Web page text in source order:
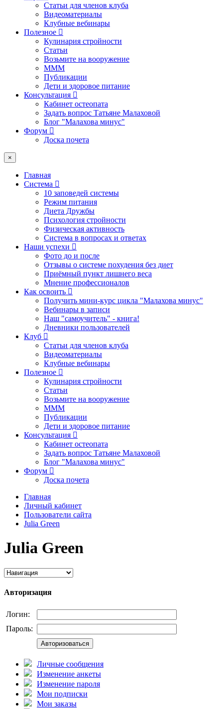
Статьи для членов клуба
Видеоматериалы
Клубные вебинары
Полезное
Кулинария стройности
Статьи
Возьмите на вооружение
МММ
Публикации
Дети и здоровое питание
Консультация
Кабинет остеопата
Задать вопрос Татьяне Малаховой
Блог "Малахова минус"
Форум
Доска почета
×
Главная
Система
10 заповедей системы
Режим питания
Диета Дружбы
Психология стройности
Физическая активность
Система в вопросах и ответах
Наши успехи
Фото до и после
Отзывы о системе похудения без диет
Приёмный пункт лишнего веса
Мнение профессионалов
Как освоить
Получить мини-курс цикла "Малахова минус"
Вебинары в записи
Наш "самоучитель" - книга!
Дневники пользователей
Клуб
Статьи для членов клуба
Видеоматериалы
Клубные вебинары
Полезное
Кулинария стройности
Статьи
Возьмите на вооружение
МММ
Публикации
Дети и здоровое питание
Консультация
Кабинет остеопата
Задать вопрос Татьяне Малаховой
Блог "Малахова минус"
Форум
Доска почета
Главная
Личный кабинет
Пользователи сайта
Julia Green
Julia Green
Авторизация
Логин:
Пароль:
Авторизоваться
Личные сообщения
Изменение анкеты
Изменение пароля
Мои подписки
Мои заказы